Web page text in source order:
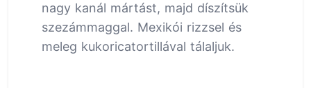
nagy kanál mártást, majd díszítsük
szezámmaggal. Mexikói rizzsel és
meleg kukoricatortillával tálaljuk.